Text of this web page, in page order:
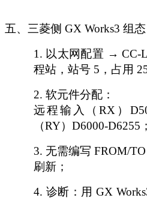
五、三菱侧 GX Works3 组态
1. 以太网配置 → CC-
程站，站号 5，占用
2. 软元件分配：
远程输入（RX）
（RY）D6000-D6255；
3. 无需编写 FROM/
刷新；
4. 诊断：用 GX